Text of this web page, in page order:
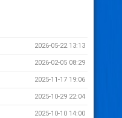
2026-05-22 13:13
2026-02-05 08:29
2025-11-17 19:06
2025-10-29 22:04
2025-10-10 14:00